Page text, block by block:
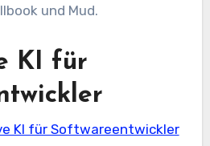
und Mud.
KI für
KI für Softwareentwickler